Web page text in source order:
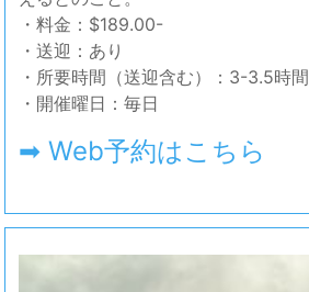
・料金：$189.00-
・送迎：あり
・所要時間（送迎含む）：3-3.5時間
・開催曜日：毎日
➡ Web予約はこちら